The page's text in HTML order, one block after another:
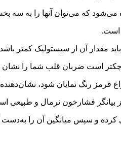
که می‌توان آنها را به سه
است.
مقدار آن از سیستولیک کمتر
است ضربان قلب شما را
قرمز رنگ نمایان شود،
بیانگر فشارخون نرمال و طبیعی
کرده و سپس میانگین آن را به‌دست